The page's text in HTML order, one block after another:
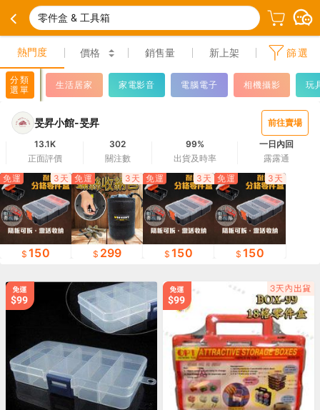
零件盒 & 工具箱
熱門度 價格 銷售量 新上架 篩選
分類
選單
生活居家 家電影音 電腦電子 相機攝影 玩
旻昇小館-旻昇
前往賣場
13.1K
正面評價
302
關注數
99%
出貨及時率
一日內回
露露通
免運
3天
150
免運 3天
299
免運 3天
150
免運 3天
150